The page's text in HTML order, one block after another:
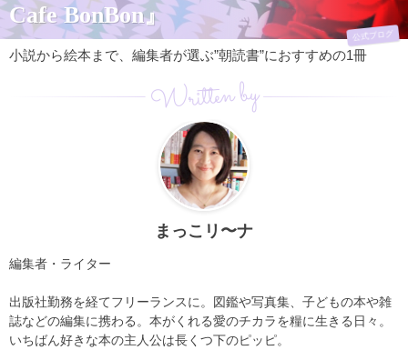
Cafe BonBon』
公式ブログ
小説から絵本まで、編集者が選ぶ”朝読書”におすすめの1冊
Written by
まっこリ〜ナ
編集者・ライター
出版社勤務を経てフリーランスに。図鑑や写真集、子どもの本や雑
誌などの編集に携わる。本がくれる愛のチカラを糧に生きる日々。
いちばん好きな本の主人公は長くつ下のピッピ。